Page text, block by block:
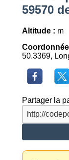
59570
Altitude : m
50.3369,
Partager la